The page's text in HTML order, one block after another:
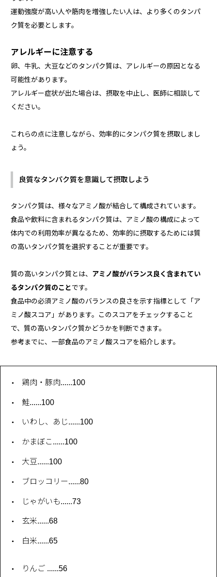
運動強度が高い人や筋肉を増強したい人は、より多くのタンパ
ク質を必要とします。
アレルギーに注意する
卵、牛乳、大豆などのタンパク質は、アレルギーの原因となる
可能性があります。
アレルギー症状が出た場合は、摂取を中止し、医師に相談して
ください。
これらの点に注意しながら、効率的にタンパク質を摂取しまし
ょう。
良質なタンパク質を意識して摂取しよう
タンパク質は、様々なアミノ酸が結合して構成されています。
食品や飲料に含まれるタンパク質は、アミノ酸の構成によって
体内での利用効率が異なるため、効率的に摂取するためには質
の高いタンパク質を選択することが重要です。
質の高いタンパク質とは、 アミノ酸がバランス良く含まれてい
るタンパク質のことです。
食品中の必須アミノ酸のバランスの良さを示す指標として「ア
ミノ酸スコア」があります。このスコアをチェックすること
で、質の高いタンパク質かどうかを判断できます。
参考までに、一部食品のアミノ酸スコアを紹介します。
鶏肉・豚肉......100
鮭......100
いわし、あじ......100
かまぼこ......100
大豆......100
ブロッコリー......80
じゃがいも......73
玄米......68
白米......65
りんご ......56